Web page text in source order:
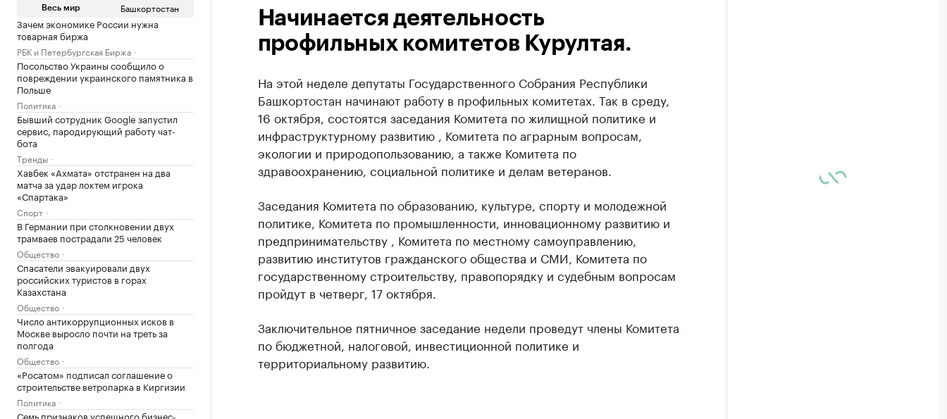
Весь мир Башкортостан
Зачем экономике России нужна
товарная биржа
РБК и Петербургская Биржа
Посольство Украины сообщило о
повреждении украинского памятника в
Польше
Политика
Бывший сотрудник Google запустил
сервис, пародирующий работу чат-
бота
Тренды
Хавбек «Ахмата» отстранен на два
матча за удар локтем игрока
«Спартака»
Спорт
В Германии при столкновении двух
трамваев пострадали 25 человек
Общество
Спасатели эвакуировали двух
российских туристов в горах
Казахстана
Общество
Число антикоррупционных исков в
Москве выросло почти на треть за
полгода
Общество
«Росатом» подписал соглашение о
строительстве ветропарка в Киргизии
Политика
Семь признаков успешного бизнес-
Начинается деятельность
профильных комитетов Курултая.
На этой неделе депутаты Государственного Собрания Республики
Башкортостан начинают работу в профильных комитетах. Так в среду,
16 октября, состоятся заседания Комитета по жилищной политике и
инфраструктурному развитию , Комитета по аграрным вопросам,
экологии и природопользованию, а также Комитета по
здравоохранению, социальной политике и делам ветеранов.
Заседания Комитета по образованию, культуре, спорту и молодежной
политике, Комитета по промышленности, инновационному развитию и
предпринимательству , Комитета по местному самоуправлению,
развитию институтов гражданского общества и СМИ, Комитета по
государственному строительству, правопорядку и судебным вопросам
пройдут в четверг, 17 октября.
Заключительное пятничное заседание недели проведут члены Комитета
по бюджетной, налоговой, инвестиционной политике и
территориальному развитию.